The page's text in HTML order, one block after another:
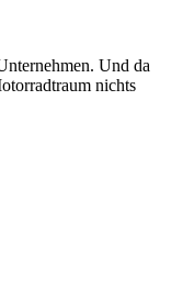
Und da
nichts